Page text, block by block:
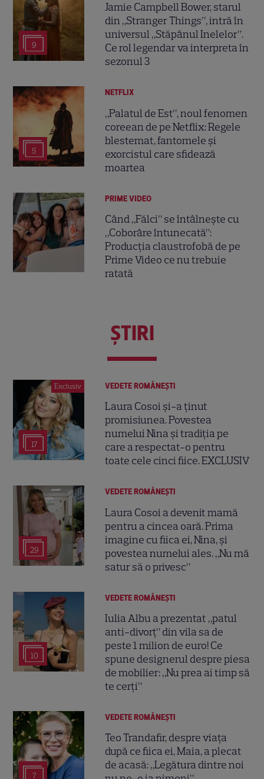
9
Jamie Campbell Bower, starul
din „Stranger Things”, intră în
universul „Stăpânul Inelelor”.
Ce rol legendar va interpreta în
sezonul 3
5
NETFLIX
„Palatul de Est”, noul fenomen
coreean de pe Netflix: Regele
blestemat, fantomele și
exorcistul care sfidează
moartea
PRIME VIDEO
Când „Fălci” se întâlnește cu
„Coborâre întunecată”:
Producția claustrofobă de pe
Prime Video ce nu trebuie
ratată
ŞTIRI
Exclusiv
17
VEDETE ROMÂNEŞTI
Laura Cosoi și-a ținut
promisiunea. Povestea
numelui Nina și tradiția pe
care a respectat-o pentru
toate cele cinci fiice. EXCLUSIV
29
VEDETE ROMÂNEŞTI
Laura Cosoi a devenit mamă
pentru a cincea oară. Prima
imagine cu fiica ei, Nina, și
povestea numelui ales. „Nu mă
satur să o privesc”
10
VEDETE ROMÂNEŞTI
Iulia Albu a prezentat „patul
anti-divorț” din vila sa de
peste 1 milion de euro! Ce
spune designerul despre piesa
de mobilier: „Nu prea ai timp să
te cerți”
7
VEDETE ROMÂNEŞTI
Teo Trandafir, despre viața
după ce fiica ei, Maia, a plecat
de acasă: „Legătura dintre noi